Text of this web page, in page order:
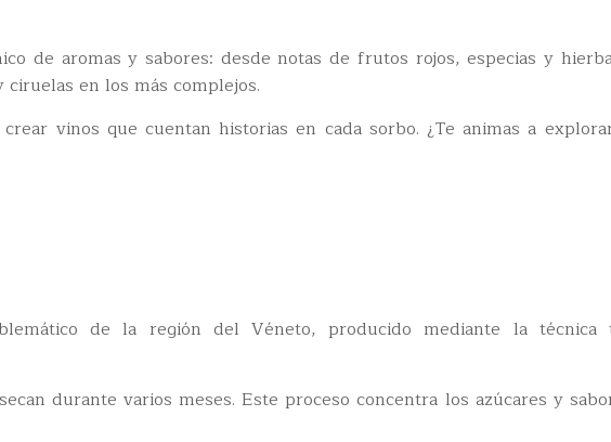
de aromas y sabores: desde notas de frutos rojos, especias y
ciruelas en los más complejos.
vinos que cuentan historias en cada sorbo. ¿Te animas a
de la región del Véneto, producido mediante la técnica
durante varios meses. Este proceso concentra los azúcares y